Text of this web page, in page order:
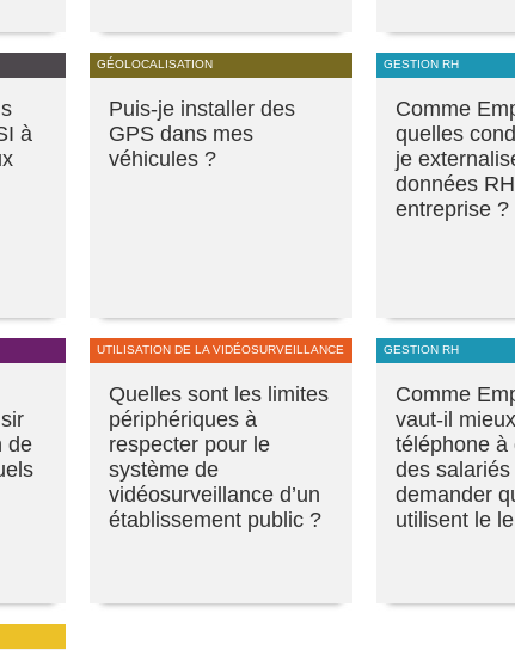
à
GÉOLOCALISATION
Puis-je installer des
GPS dans mes
véhicules ?
GESTION RH
Comme
quelles
je
données
entreprise ?
de
UTILISATION DE LA VIDÉOSURVEILLANCE
Quelles sont les limites
périphériques à
respecter pour le
système de
vidéosurveillance d’un
établissement public ?
GESTION RH
Comme
vaut-il
téléphone à
des salariés
demander
utilisent le